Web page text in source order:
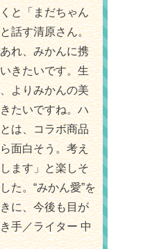
と「まだちゃん
話す清原さん。
れ、みかんに携
きたいです。生
よりみかんの美
たいですね。ハ
は、コラボ商品
面白そう。考え
ます」と楽しそ
た。“みかん愛”を
に、今後も目が
手／ライター 中